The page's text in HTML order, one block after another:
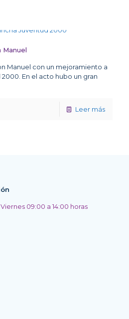
Manuel
Manuel con un mejoramiento a
En el acto hubo un gran
Leer más
09:00 a 14:00 horas